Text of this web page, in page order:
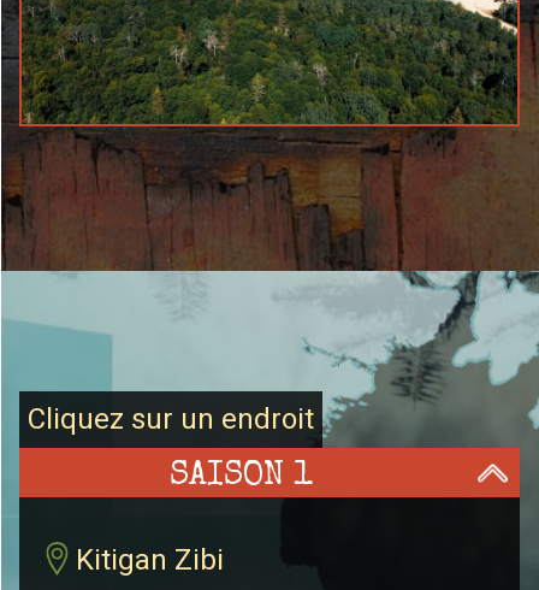
Cliquez sur un endroit
SAISON 1
Kitigan Zibi